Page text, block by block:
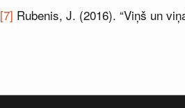
[7] Rubenis, J. (2016). “Viņš un